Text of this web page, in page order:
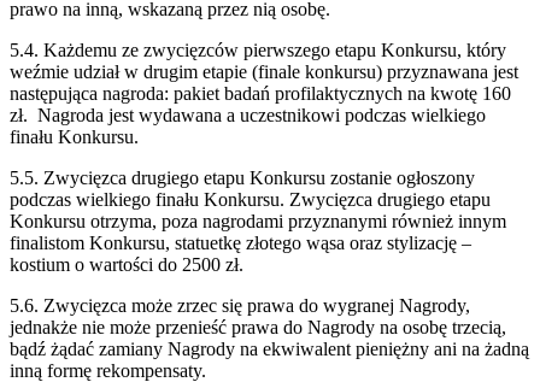
prawo na inną, wskazaną przez nią osobę.
5.4. Każdemu ze zwycięzców pierwszego etapu Konkursu, który
weźmie udział w drugim etapie (finale konkursu) przyznawana jest
następująca nagroda: pakiet badań profilaktycznych na kwotę 160
zł. Nagroda jest wydawana a uczestnikowi podczas wielkiego
finału Konkursu.
5.5. Zwycięzca drugiego etapu Konkursu zostanie ogłoszony
podczas wielkiego finału Konkursu. Zwycięzca drugiego etapu
Konkursu otrzyma, poza nagrodami przyznanymi również innym
finalistom Konkursu, statuetkę złotego wąsa oraz stylizację –
kostium o wartości do 2500 zł.
5.6. Zwycięzca może zrzec się prawa do wygranej Nagrody,
jednakże nie może przenieść prawa do Nagrody na osobę trzecią,
bądź żądać zamiany Nagrody na ekwiwalent pieniężny ani na żadną
inną formę rekompensaty.